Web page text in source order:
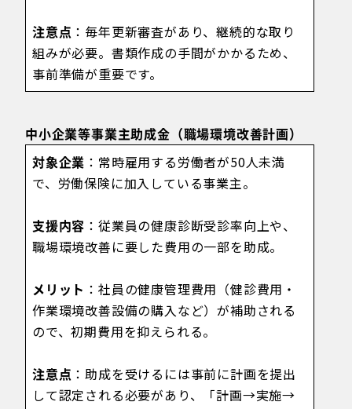
注意点 ：毎年更新審査があり、継続的な取り
組みが必要。書類作成の手間がかかるため、
事前準備が重要です。
中小企業等事業主助成金（職場環境改善計画）
対象企業 ：常時雇用する労働者が50人未満
で、労働保険に加入している事業主。
支援内容 ：従業員の健康診断受診率向上や、
職場環境改善に要した費用の一部を助成。
メリット ：社員の健康管理費用（健診費用・
作業環境改善設備の購入など）が補助される
ので、初期費用を抑えられる。
注意点 ：助成を受けるには事前に計画を提出
して認定される必要があり、「計画→実施→